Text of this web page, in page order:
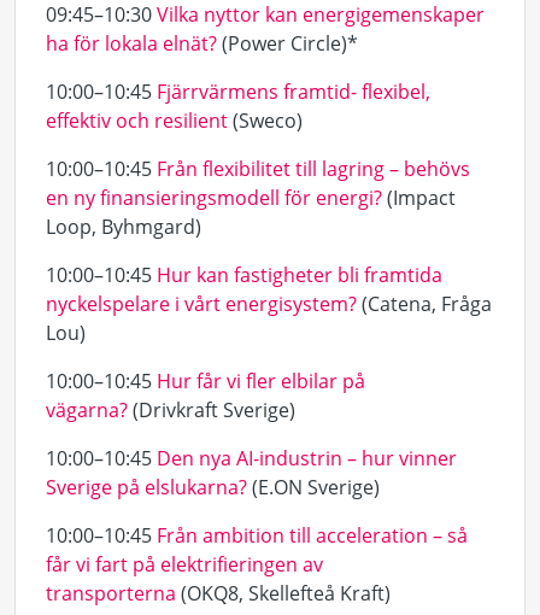
09:45–10:30Vilka nyttor kan energigemenskaper
ha för lokala elnät?(Power Circle)*
10:00–10:45 Fjärrvärmens framtid- flexibel,
effektiv och resilient(Sweco)
10:00–10:45 Från flexibilitet till lagring – behövs
en ny finansieringsmodell för energi?(Impact
Loop, Byhmgard)
10:00–10:45 Hur kan fastigheter bli framtida
nyckelspelare i vårt energisystem?(Catena, Fråga
Lou)
10:00–10:45 Hur får vi fler elbilar på
vägarna?(Drivkraft Sverige)
10:00–10:45 Den nya AI-industrin – hur vinner
Sverige på elslukarna?(E.ON Sverige)
10:00–10:45 Från ambition till acceleration – så
får vi fart på elektrifieringen av
transporterna (OKQ8, Skellefteå Kraft)